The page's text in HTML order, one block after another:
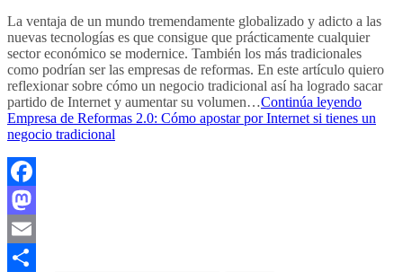
La ventaja de un mundo tremendamente globalizado y adicto a las
nuevas tecnologías es que consigue que prácticamente cualquier
sector económico se modernice. También los más tradicionales
como podrían ser las empresas de reformas. En este artículo quiero
reflexionar sobre cómo un negocio tradicional así ha logrado sacar
partido de Internet y aumentar su volumen…Continúa leyendo
Empresa de Reformas 2.0: Cómo apostar por Internet si tienes un
negocio tradicional
Facebook
Mastodon
Email